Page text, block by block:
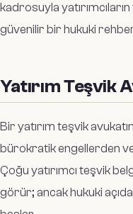
kadrosuyla
güvenilir bir hukuki
Yatırım Teşvik
Bir yatırım teşvik
bürokratik engellerden
Çoğu yatırımcı teşvik
görür; ancak hukuki